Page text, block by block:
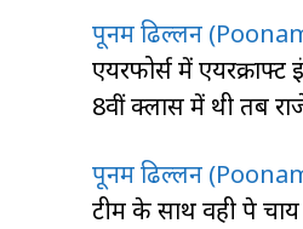
पूनम ढिल्लन
एयरफोर्स में
8वीं क्लास में थी तब
पूनम ढिल्लन
टीम के साथ वही पे